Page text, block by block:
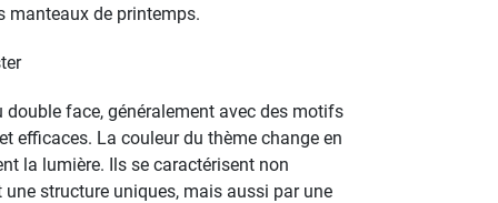
manteaux de printemps.
face, généralement avec des motifs
efficaces. La couleur du thème change en
la lumière. Ils se caractérisent non
structure uniques, mais aussi par une